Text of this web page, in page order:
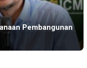
Pembangunan